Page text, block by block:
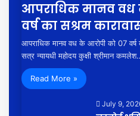
आपराधिक मानव वध
वर्ष का सश्रम
आपराधिक मानव वध के आरोपी को 07
सत्र न्यायधी महोदय कुक्षी श्रीमान
Read More »
July 9,